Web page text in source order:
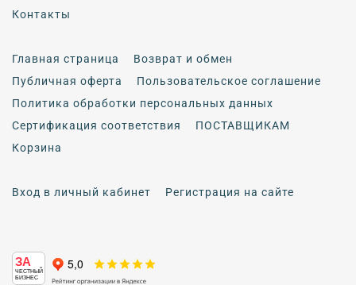
Контакты
Главная страница
Возврат и обмен
Публичная оферта
Пользовательское соглашение
Политика обработки персональных данных
Сертификация соответствия
ПОСТАВЩИКАМ
Корзина
Вход в личный кабинет Регистрация на сайте
ЗА
ЧЕСТНЫЙ
БИЗНЕС